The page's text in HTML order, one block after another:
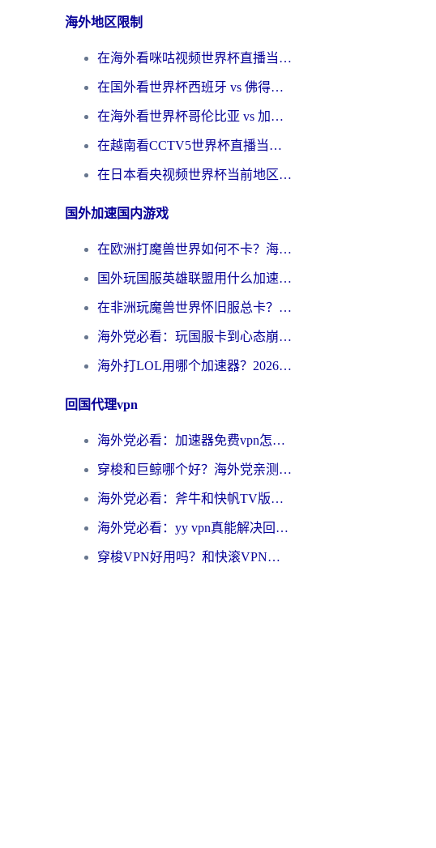
海外地区限制
在海外看咪咕视频世界杯直播当前IP受限制？这篇指南帮你搞定所有体育赛事观看难题
在国外看世界杯西班牙 vs 佛得角无法播放？这篇指南帮你解锁所有中文体育直播
在海外看世界杯哥伦比亚 vs 加纳当前IP受限制？这篇指南帮你流畅看中文解说赛事
在越南看CCTV5世界杯直播当前IP受限制？海外党体育观赛终极指南来了
在日本看央视频世界杯当前地区不可播放？海外党体育观赛终极指南
国外加速国内游戏
在欧洲打魔兽世界如何不卡？海外玩家的国服游戏加速终极攻略
国外玩国服英雄联盟用什么加速器好？海外党亲测有效的国服游戏加速指南
在非洲玩魔兽世界怀旧服总卡？别慌，这份指南帮你丝滑开荒
海外党必看：玩国服卡到心态崩？少女前线云图计划加速器免费推荐+碧蓝航线足球世界流畅攻略
海外打LOL用哪个加速器？2026实用指南：从延迟到设备适配，一篇解决你的国服游戏痛点
回国代理vpn
海外党必看：加速器免费vpn怎么选？3步教你无缝访问国内资源
穿梭和巨鲸哪个好？海外党亲测3款回国加速器，教你避开90%的坑
海外党必看：斧牛和快帆TV版哪个好？3分钟选对回国加速器，无缝刷B站、追热剧
海外党必看：yy vpn真能解决回国访问难题？附云极initap测评+免费方案对比
穿梭VPN好用吗？和快滚VPN对比哪个回国效果更好？海外党选回国加速器必看指南